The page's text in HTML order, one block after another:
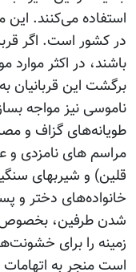
استفاده می‌کنند. این
در کشور است. اگر
باشند، در اکثر موارد
برگشت این قربانیان
ناموسی نیز مواجه
طویانه‌های گزاف و
مراسم های نامزدی و
قلین) و شیربهای
خانواده‌های دختر و
شدن طرفین، بخصوص
زمینه را برای
است منجر به اتهامات